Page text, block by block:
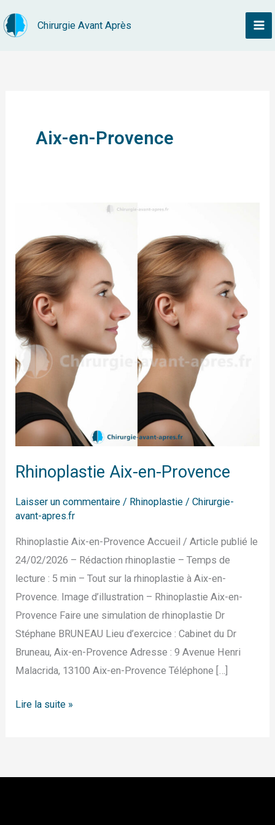
au
Chirurgie Avant Après
Aix-en-Provence
Rhinoplastie Aix-en-Provence
Laisser un commentaire / Rhinoplastie /Chirurgie-
avant-apres.fr
Rhinoplastie Aix-en-Provence Accueil / Article publié le
24/02/2026 – Rédaction rhinoplastie – Temps de
lecture : 5 min – Tout sur la rhinoplastie à Aix-en-
Provence. Image d’illustration – Rhinoplastie Aix-en-
Provence Faire une simulation de rhinoplastie Dr
Stéphane BRUNEAU Lieu d’exercice : Cabinet du Dr
Bruneau, Aix-en-Provence Adresse : 9 Avenue Henri
Malacrida, 13100 Aix-en-Provence Téléphone […]
en-
Provence
Lire la suite »